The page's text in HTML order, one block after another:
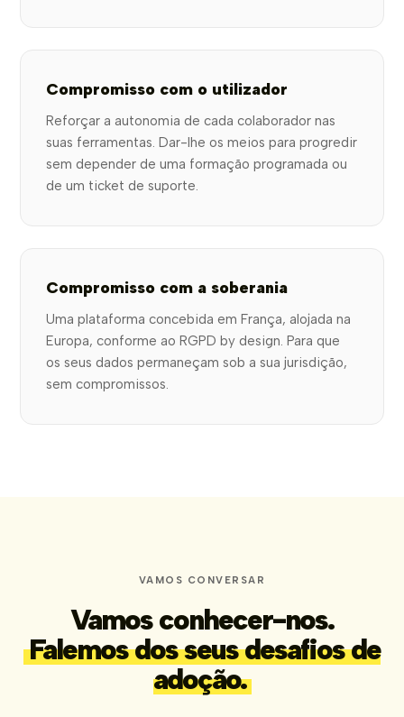
Compromisso com o utilizador
Reforçar a autonomia de cada colaborador nas
suas ferramentas. Dar-lhe os meios para progredir
sem depender de uma formação programada ou
de um ticket de suporte.
Compromisso com a soberania
Uma plataforma concebida em França, alojada na
Europa, conforme ao RGPD by design. Para que
os seus dados permaneçam sob a sua jurisdição,
sem compromissos.
VAMOS CONVERSAR
Vamos conhecer-nos.
Falemos dos seus desafios de
adoção.